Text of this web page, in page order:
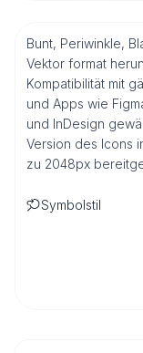
Bunt, Periwinkle,
Vektor format
Kompatibilität mit
und Apps wie
und InDesign
Version des Icons
zu 2048px
Symbolstil